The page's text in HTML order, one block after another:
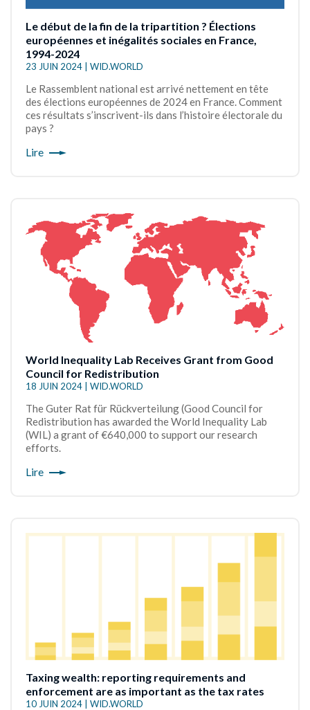
Le début de la fin de la tripartition ? Élections
européennes et inégalités sociales en France,
1994-2024
23 JUIN 2024 | WID.WORLD
Le Rassemblent national est arrivé nettement en tête
des élections européennes de 2024 en France. Comment
ces résultats s’inscrivent-ils dans l’histoire électorale du
pays ?
Lire
World Inequality Lab Receives Grant from Good
Council for Redistribution
18 JUIN 2024 | WID.WORLD
The Guter Rat für Rückverteilung (Good Council for
Redistribution has awarded the World Inequality Lab
(WIL) a grant of €640,000 to support our research
efforts.
Lire
Taxing wealth: reporting requirements and
enforcement are as important as the tax rates
10 JUIN 2024 | WID.WORLD